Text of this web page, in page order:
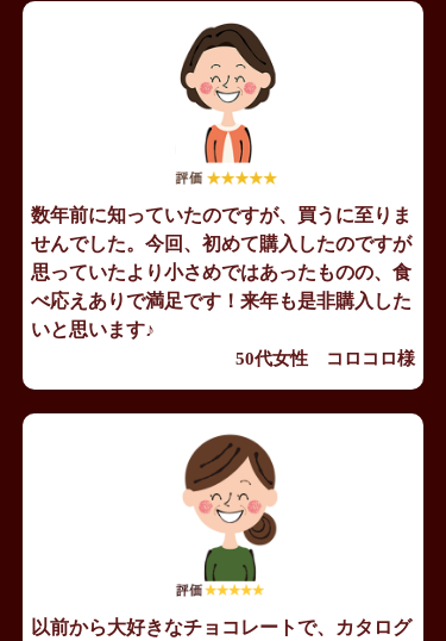
数年前に知っていたのですが、買うに至りま
せんでした。今回、初めて購入したのですが
思っていたより小さめではあったものの、食
べ応えありで満足です！来年も是非購入した
いと思います♪
50代女性 コロコロ様
以前から大好きなチョコレートで、カタログ